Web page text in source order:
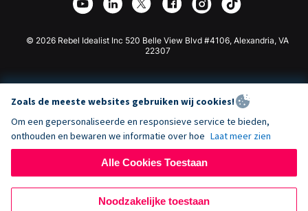
Joomla Donatie
© 2026 Rebel Idealist Inc 520 Belle View Blvd #4106, Alexandria, VA
22307
Zoals de meeste websites gebruiken wij cookies!
Om een gepersonaliseerde en responsieve service te bieden,
onthouden en bewaren we informatie over hoe Laat meer zien
Alle Cookies Toestaan
Noodzakelijke toestaan